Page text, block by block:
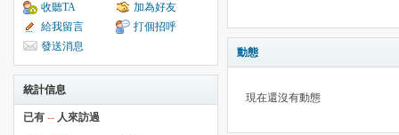
收聽TA
加為好友
給我留言
打個招呼
發送消息
統計信息
已有 -- 人來訪過
動態
現在還沒有動態